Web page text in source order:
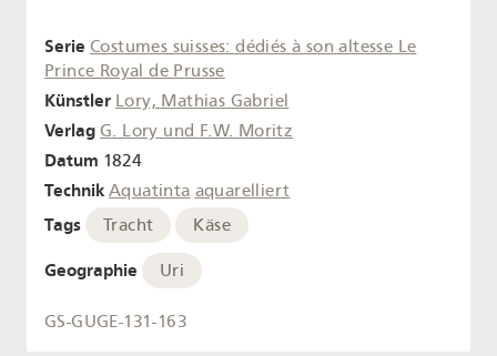
Serie Costumes suisses: dédiés à son altesse Le
Prince Royal de Prusse
Künstler Lory, Mathias Gabriel
Verlag G. Lory und F.W. Moritz
Datum 1824
Technik Aquatinta aquarelliert
Tags Tracht Käse
Geographie Uri
GS-GUGE-131-163